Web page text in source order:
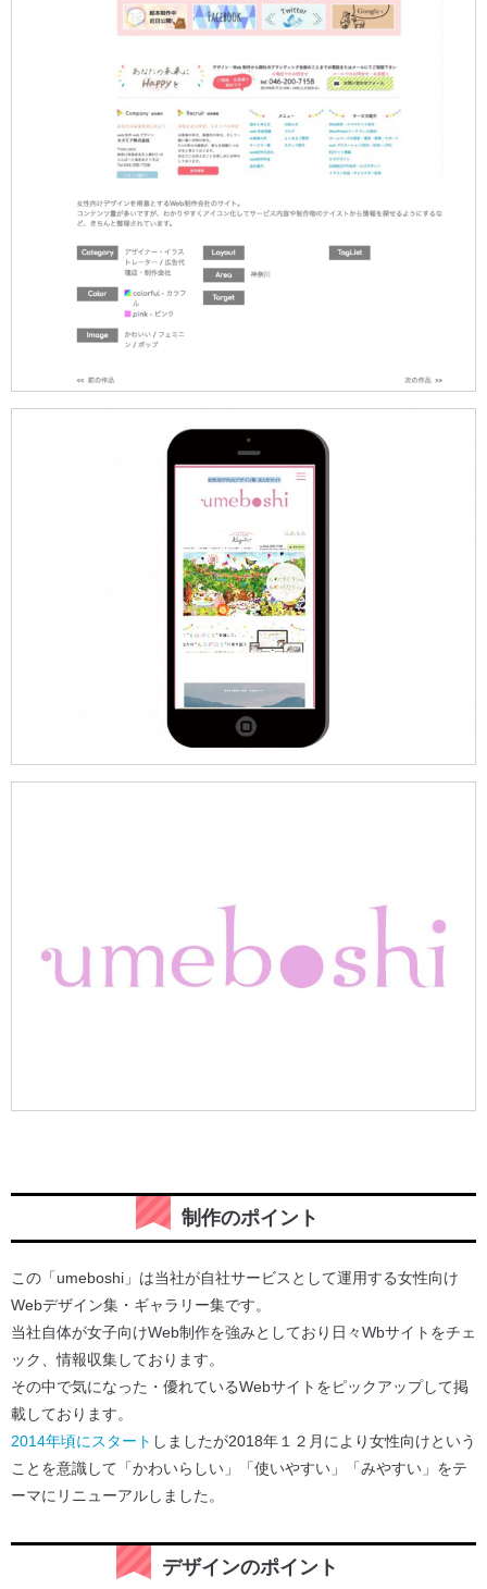
制作のポイント
この「umeboshi」は当社が自社サービスとして運用する女性向け
Webデザイン集・ギャラリー集です。
当社自体が女子向けWeb制作を強みとしており日々Wbサイトをチェ
ック、情報収集しております。
その中で気になった・優れているWebサイトをピックアップして掲
載しております。
2014年頃にスタート しましたが2018年１２月により女性向けという
ことを意識して「かわいらしい」「使いやすい」「みやすい」をテ
ーマにリニューアルしました。
デザインのポイント